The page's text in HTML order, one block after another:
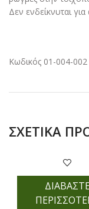
Δεν ενδείκνυται
Κωδικός 01-004-002
ΣΧΕΤΙΚΆ